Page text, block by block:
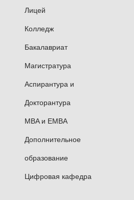
Лицей
Колледж
Бакалавриат
Магистратура
Аспирантура и
Докторантура
MBA и EMBA
Дополнительное
образование
Цифровая кафедра